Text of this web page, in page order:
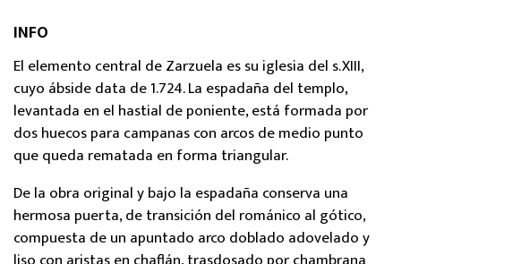
INFO
El elemento central de Zarzuela es su iglesia del s.XIII,
cuyo ábside data de 1.724. La espadaña del templo,
levantada en el hastial de poniente, está formada por
dos huecos para campanas con arcos de medio punto
que queda rematada en forma triangular.
De la obra original y bajo la espadaña conserva una
hermosa puerta, de transición del románico al gótico,
compuesta de un apuntado arco doblado adovelado y